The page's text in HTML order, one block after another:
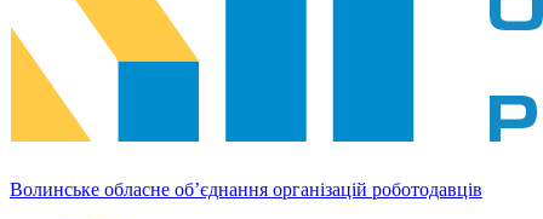
Волинське обласне об’єднання організацій роботодавців